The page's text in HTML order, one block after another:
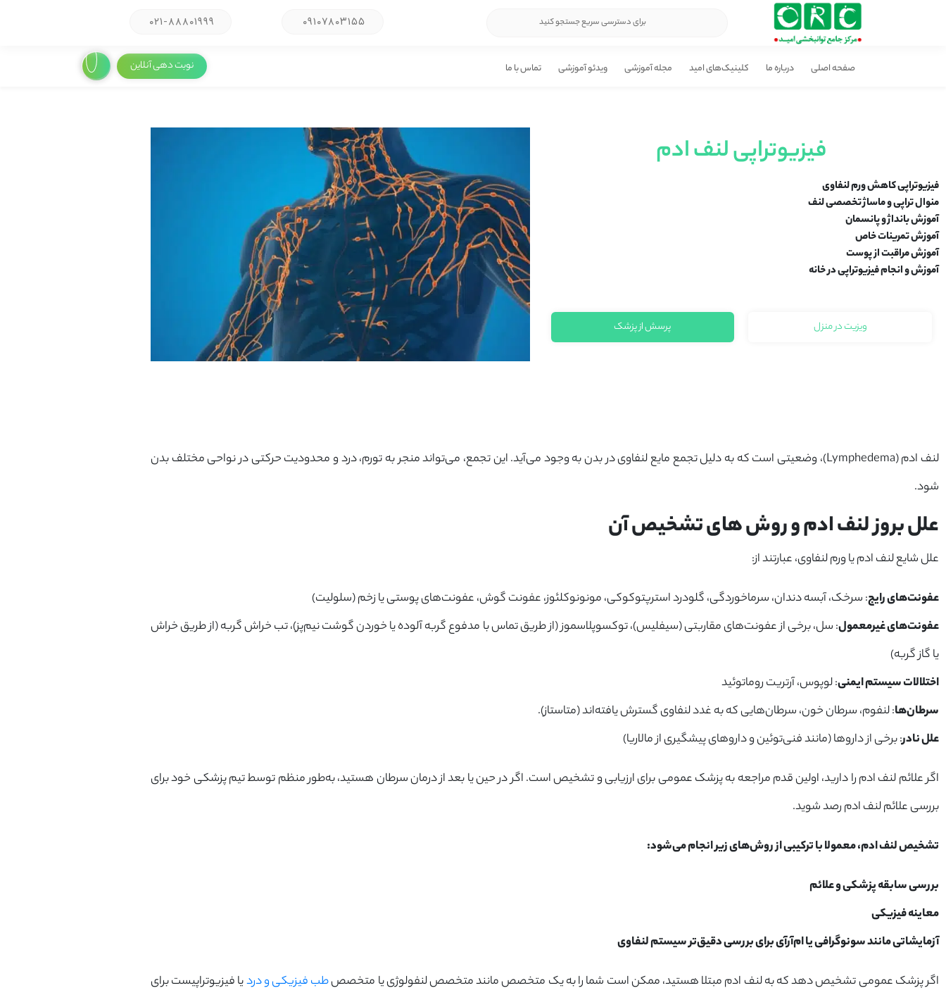
۰۲۱-۸۸۸۰۱۹۹۹ ۰۹۱۰۷۸۰۳۱۵۵
صفحه اصلی درباره ما کلینیک‌های امید مجله آموزشی ویدئو آموزشی تماس با ما نوبت دهی آنلاین
فیزیوتراپی لنف ادم
فیزیوتراپی کاهش ورم لنفاوی
منوال تراپی و ماساژ تخصصی لنف
آموزش بانداژ و پانسمان
آموزش تمرینات خاص
آموزش مراقبت از پوست
آموزش و انجام فیزیوتراپی در خانه
ویزیت در منزل پرسش از پزشک
لنف ادم (Lymphedema)، وضعیتی است که به دلیل تجمع مایع لنفاوی در بدن به وجود می‌آید. این تجمع، می‌تواند منجر به تورم، درد و محدودیت حرکتی در نواحی مختلف بدن
شود.
علل بروز لنف ادم و روش های تشخیص آن
علل شایع لنف ادم یا ورم لنفاوی، عبارتند از:
عفونت‌های رایج: سرخک، آبسه دندان، سرماخوردگی، گلودرد استرپتوکوکی، مونونوکلئوز، عفونت گوش، عفونت‌های پوستی یا زخم (سلولیت)
عفونت‌های غیرمعمول: سل، برخی از عفونت‌های مقاربتی (سیفلیس)، توکسوپلاسموز (از طریق تماس با مدفوع گربه آلوده یا خوردن گوشت نیم‌پز)، تب خراش گربه (از طریق خراش
یا گاز گربه)
اختلالات سیستم ایمنی: لوپوس، آرتریت روماتوئید
سرطان‌ها: لنفوم، سرطان خون، سرطان‌هایی که به غدد لنفاوی گسترش یافته‌اند (متاستاز).
علل نادر: برخی از داروها (مانند فنی‌توئین و داروهای پیشگیری از مالاریا)
اگر علائم لنف ادم را دارید، اولین قدم مراجعه به پزشک عمومی برای ارزیابی و تشخیص است. اگر در حین یا بعد از درمان سرطان هستید، به‌طور منظم توسط تیم پزشکی خود برای
بررسی علائم لنف ادم رصد شوید.
تشخیص لنف ادم، معمولا با ترکیبی از روش‌های زیر انجام می‌شود:
بررسی سابقه پزشکی و علائم
معاینه فیزیکی
آزمایشاتی مانند سونوگرافی یا ام‌آر‌آی برای بررسی دقیق‌تر سیستم لنفاوی
اگر پزشک عمومی تشخیص دهد که به لنف ادم مبتلا هستید، ممکن است شما را به یک متخصص مانند متخصص لنفولوژی یا متخصصطب فیزیکی و دردیا فیزیوتراپیست برای